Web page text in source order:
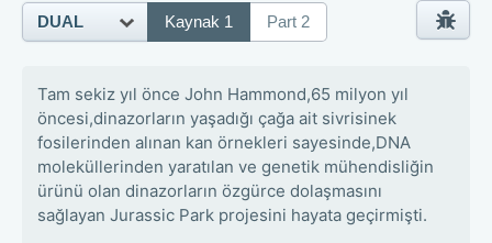
Tam sekiz yıl önce John Hammond,65 milyon yıl
öncesi,dinazorların yaşadığı çağa ait sivrisinek
fosilerinden alınan kan örnekleri sayesinde,DNA
moleküllerinden yaratılan ve genetik mühendisliğin
ürünü olan dinazorların özgürce dolaşmasını
sağlayan Jurassic Park projesini hayata geçirmişti.
DUAL Kaynak 1 Part 2